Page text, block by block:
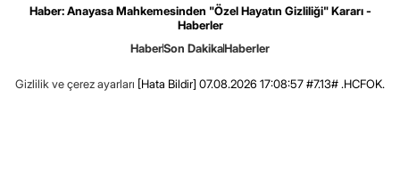
Haber: Anayasa Mahkemesinden "Özel Hayatın Gizliliği" Kararı -
Haberler
HaberSon DakikaHaberler
Gizlilik ve çerez ayarları [Hata Bildir] 07.08.2026 17:08:57 #7.13# .HCFOK.